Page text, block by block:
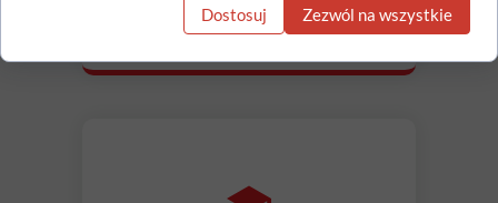
Dostosuj Zezwól na wszystkie